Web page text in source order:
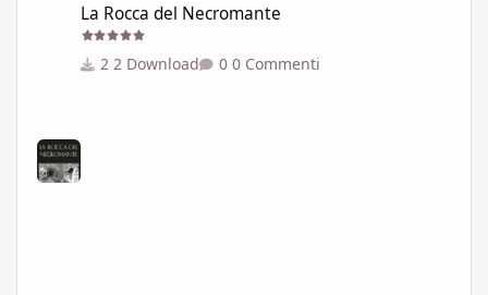
La Rocca del Necromante
2 Download 0 Commenti